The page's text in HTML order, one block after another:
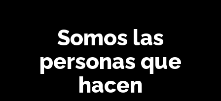
Somos las
personas que
hacen